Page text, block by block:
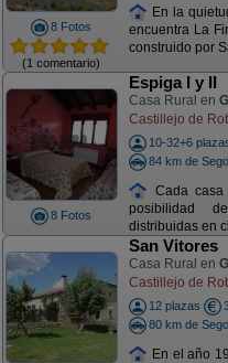
8 Fotos
(1 comentario)
En la
encuentra La
construido por
8 Fotos
Espiga I y II
Casa Rural en
Castillejo de
10-32+6
84 km de
Cada
posibilidad
distribuidas en
San Vitores
Casa Rural en
Castillejo de
12 plazas
80 km de
En el año